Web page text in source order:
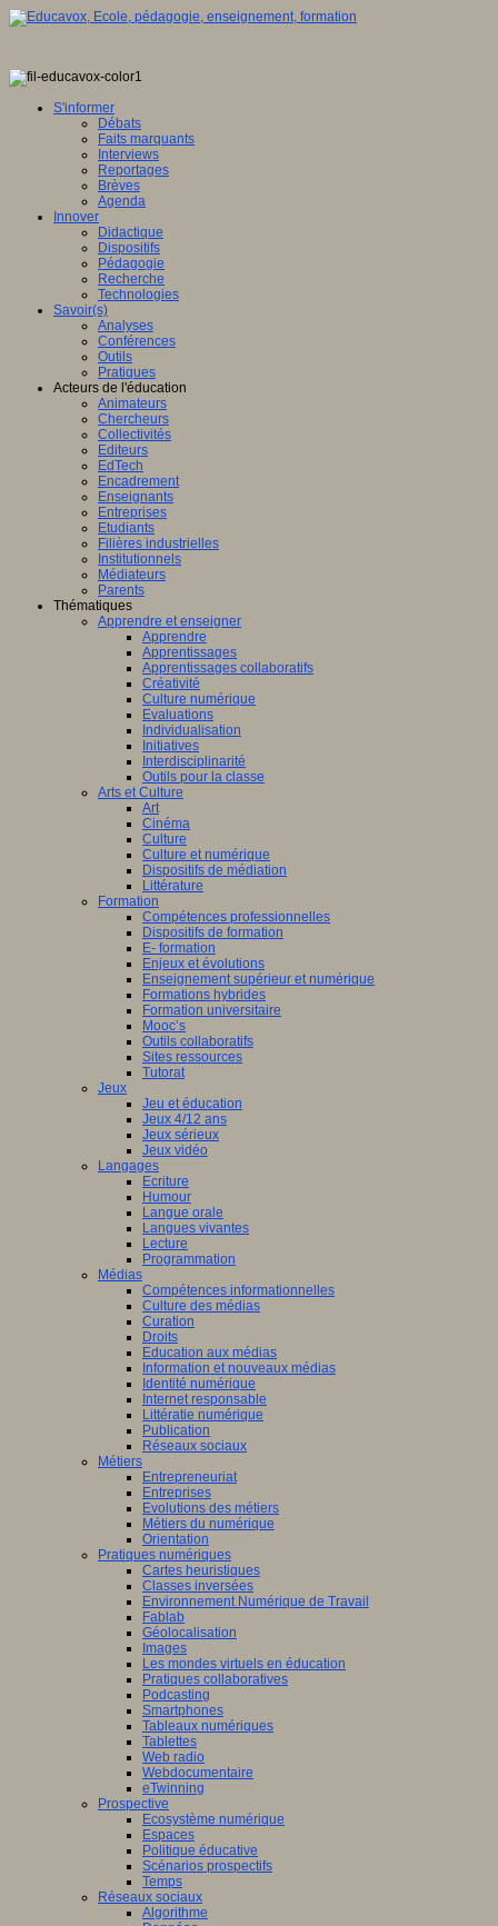
S'informer
Débats
Faits marquants
Interviews
Reportages
Brèves
Agenda
Innover
Didactique
Dispositifs
Pédagogie
Recherche
Technologies
Savoir(s)
Analyses
Conférences
Outils
Pratiques
Acteurs de l'éducation
Animateurs
Chercheurs
Collectivités
Editeurs
EdTech
Encadrement
Enseignants
Entreprises
Etudiants
Filières industrielles
Institutionnels
Médiateurs
Parents
Thématiques
Apprendre et enseigner
Apprendre
Apprentissages
Apprentissages collaboratifs
Créativité
Culture numérique
Evaluations
Individualisation
Initiatives
Interdisciplinarité
Outils pour la classe
Arts et Culture
Art
Cinéma
Culture
Culture et numérique
Dispositifs de médiation
Littérature
Formation
Compétences professionnelles
Dispositifs de formation
E- formation
Enjeux et évolutions
Enseignement supérieur et numérique
Formations hybrides
Formation universitaire
Mooc’s
Outils collaboratifs
Sites ressources
Tutorat
Jeux
Jeu et éducation
Jeux 4/12 ans
Jeux sérieux
Jeux vidéo
Langages
Ecriture
Humour
Langue orale
Langues vivantes
Lecture
Programmation
Médias
Compétences informationnelles
Culture des médias
Curation
Droits
Education aux médias
Information et nouveaux médias
Identité numérique
Internet responsable
Littératie numérique
Publication
Réseaux sociaux
Métiers
Entrepreneuriat
Entreprises
Evolutions des métiers
Métiers du numérique
Orientation
Pratiques numériques
Cartes heuristiques
Classes inversées
Environnement Numérique de Travail
Fablab
Géolocalisation
Images
Les mondes virtuels en éducation
Pratiques collaboratives
Podcasting
Smartphones
Tableaux numériques
Tablettes
Web radio
Webdocumentaire
eTwinning
Prospective
Ecosystème numérique
Espaces
Politique éducative
Scénarios prospectifs
Temps
Réseaux sociaux
Algorithme